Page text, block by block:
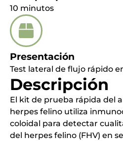
10 minutos
Presentación
Test lateral de flujo rápido
Descripción
El kit de prueba rápida del
herpes felino utiliza
coloidal para detectar
del herpes felino (FHV) en